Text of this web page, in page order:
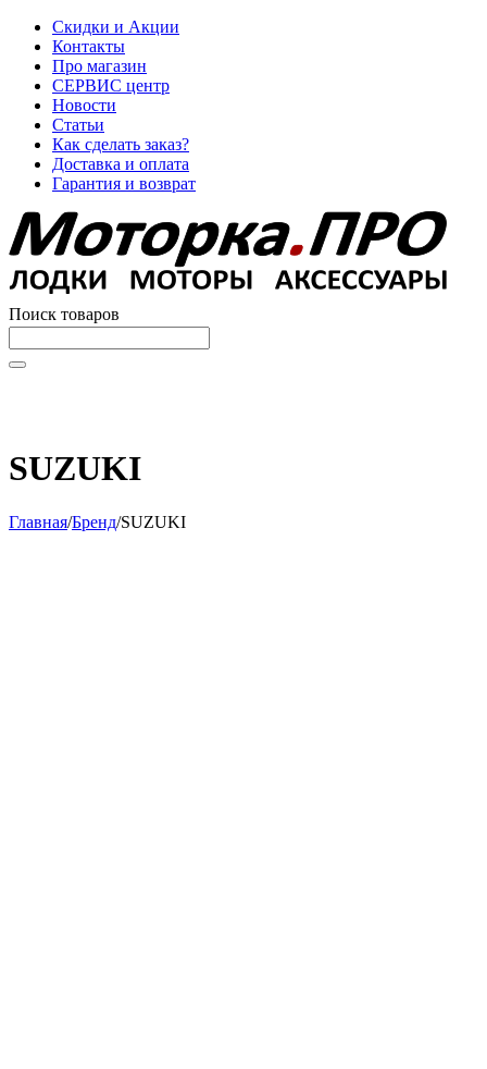
Скидки и Акции
Контакты
Про магазин
СЕРВИС центр
Новости
Статьи
Как сделать заказ?
Доставка и оплата
Гарантия и возврат
Поиск товаров
SUZUKI
Главная/Бренд/SUZUKI